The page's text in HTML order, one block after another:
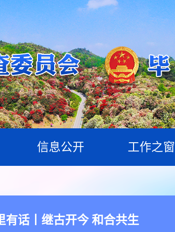
信息公开 工作之窗
有话丨继古开今 和合共生